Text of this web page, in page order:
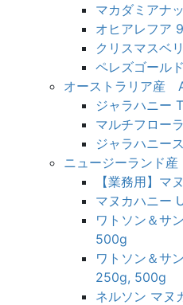
マカダミアナ
オヒアレフア
クリスマスベ
ペレズゴール
オーストラリア産
ジャラハニー
マルチフロー
ジャラハニー
ニュージーランド
【業務用】マ
マヌカハニー
ワトソン＆サ
500g
ワトソン＆サ
250g, 500g
ネルソン マ